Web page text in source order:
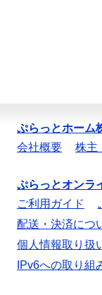
ぷらっとホーム
会社概要
株主
ぷらっとオンラ
ご利用ガイド
配送・決済につ
個人情報取り扱
IPv6への取り組